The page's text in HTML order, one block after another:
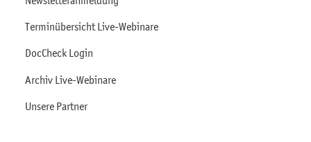
Terminübersicht Live-Webinare
DocCheck Login
Archiv Live-Webinare
Unsere Partner